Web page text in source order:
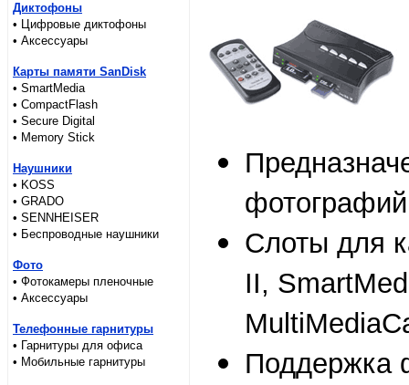
Диктофоны
• Цифровые диктофоны
• Аксессуары
Карты памяти SanDisk
• SmartMedia
• CompactFlash
• Secure Digital
• Memory Stick
Наушники
• KOSS
• GRADO
• SENNHEISER
• Беспроводные наушники
Фото
• Фотокамеры пленочные
• Аксессуары
Телефонные гарнитуры
• Гарнитуры для офиса
• Мобильные гарнитуры
Слоты для
II,
Поддержка